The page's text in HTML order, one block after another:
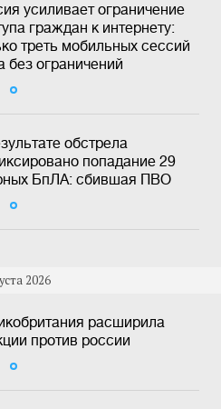
усиливает ограничение
граждан к интернету:
треть мобильных сессий
без ограничений
обстрела
попадание 29
БпЛА: сбившая ПВО
2026
расширила
против россии